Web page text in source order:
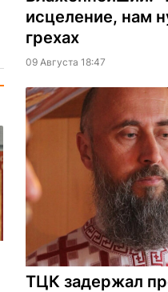
исцеление, нам
грехах
09 Августа 18:47
ТЦК задержал